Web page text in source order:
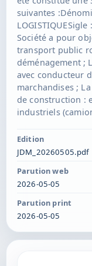
suivantes
Société a pour
transport public
déménagement ;
avec conducteur
marchandises ;
de construction :
industriels
; La collecte, le
(ordures
Lotissement Nord
99 ansGérance :
Route Ampadza
de Mamoudzou
Edition
JDM_20260505.pdf
Parution web
2026-05-05
Parution print
2026-05-05